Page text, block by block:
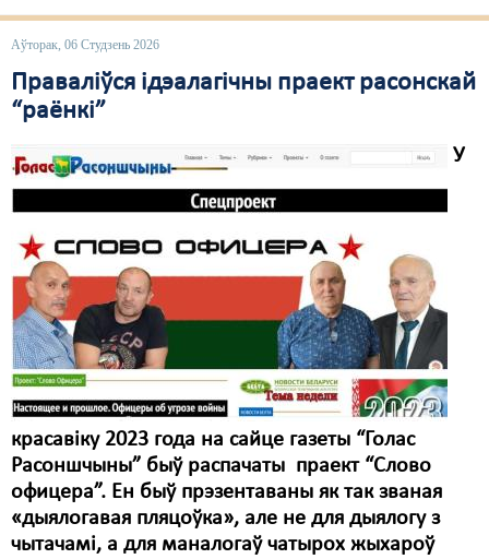
Аўторак, 06 Студзень 2026
Праваліўся ідэалагічны праект расонскай
“раёнкі”
У
красавіку 2023 года на сайце газеты “Голас
Расоншчыны” быў распачаты праект “Слово
офицера”. Ен быў прэзентаваны як так званая
«дыялогавая пляцоўка», але не для дыялогу з
чытачамі, а для маналогаў чатырох жыхароў